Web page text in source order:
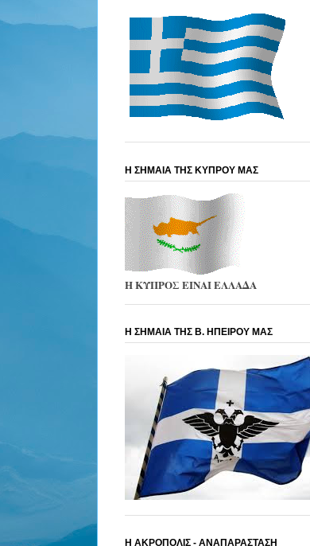
Η ΣΗΜΑΙΑ ΤΗΣ ΚΥΠΡΟΥ ΜΑΣ
Η ΚΥΠΡΟΣ ΕΙΝΑΙ ΕΛΛΑΔΑ
Η ΣΗΜΑΙΑ ΤΗΣ Β. ΗΠΕΙΡΟΥ ΜΑΣ
Η ΑΚΡΟΠΟΛΙΣ - ΑΝΑΠΑΡΑΣΤΑΣΗ